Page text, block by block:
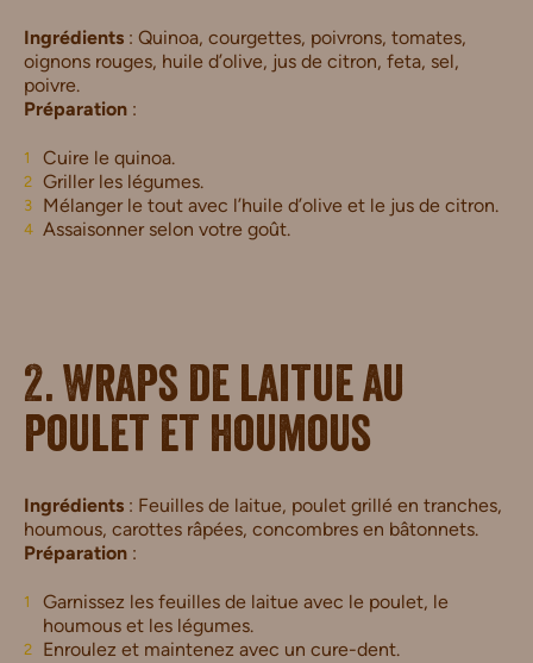
Ingrédients : Quinoa, courgettes, poivrons, tomates,
oignons rouges, huile d’olive, jus de citron, feta, sel,
poivre.
Préparation :
Cuire le quinoa.
Griller les légumes.
Mélanger le tout avec l’huile d’olive et le jus de citron.
Assaisonner selon votre goût.
2. Wraps de laitue au
poulet et houmous
Ingrédients : Feuilles de laitue, poulet grillé en tranches,
houmous, carottes râpées, concombres en bâtonnets.
Préparation :
Garnissez les feuilles de laitue avec le poulet, le
houmous et les légumes.
Enroulez et maintenez avec un cure-dent.